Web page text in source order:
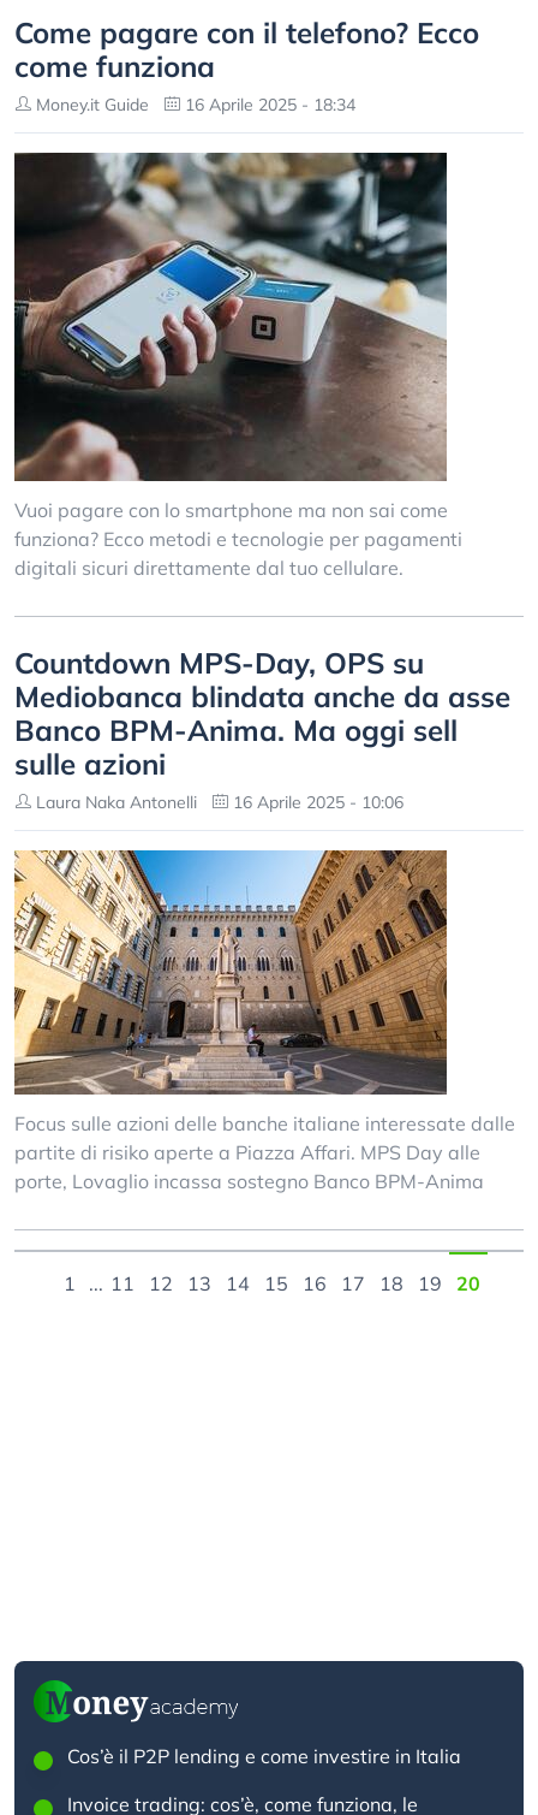
Come pagare con il telefono? Ecco
come funziona
Money.it Guide 16 Aprile 2025 - 18:34
Vuoi pagare con lo smartphone ma non sai come
funziona? Ecco metodi e tecnologie per pagamenti
digitali sicuri direttamente dal tuo cellulare.
Countdown MPS-Day, OPS su
Mediobanca blindata anche da asse
Banco BPM-Anima. Ma oggi sell
sulle azioni
Laura Naka Antonelli 16 Aprile 2025 - 10:06
Focus sulle azioni delle banche italiane interessate dalle
partite di risiko aperte a Piazza Affari. MPS Day alle
porte, Lovaglio incassa sostegno Banco BPM-Anima
1 ... 11 12 13 14 15 16 17 18 19 20
Cos’è il P2P lending e come investire in Italia
Invoice trading: cos’è, come funziona, le